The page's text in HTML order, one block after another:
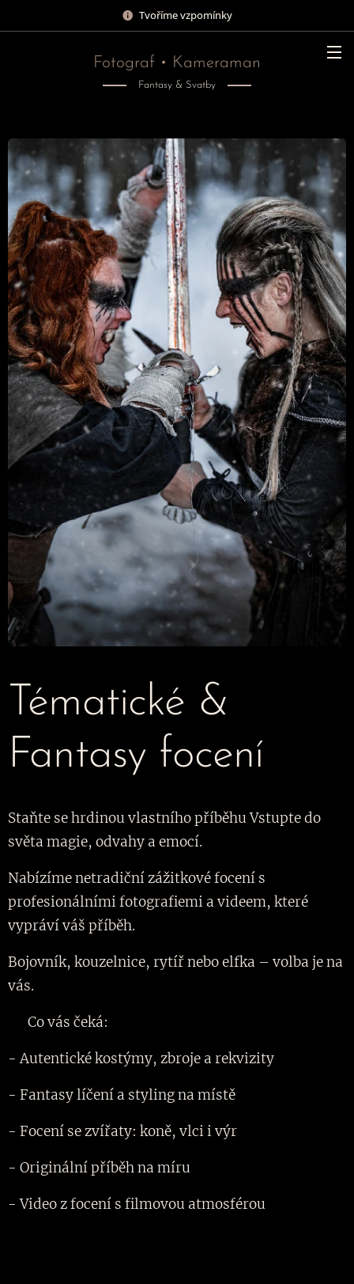
Tvoříme vzpomínky
Fotograf • Kameraman
Fantasy & Svatby
Tématické &
Fantasy focení
Staňte se hrdinou vlastního příběhu Vstupte do
světa magie, odvahy a emocí.
Nabízíme netradiční zážitkové focení s
profesionálními fotografiemi a videem, které
vypráví váš příběh.
Bojovník, kouzelnice, rytíř nebo elfka – volba je na
vás.
🎭 Co vás čeká:
- Autentické kostýmy, zbroje a rekvizity
- Fantasy líčení a styling na místě
- Focení se zvířaty: koně, vlci i výr
- Originální příběh na míru
- Video z focení s filmovou atmosférou